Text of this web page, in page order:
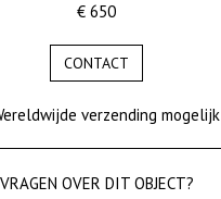
€ 650
CONTACT
verzending mogelijk
VRAGEN OVER DIT OBJECT?